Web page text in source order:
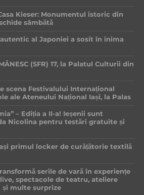
Kieser: Monumentul istoric din
sâmbătă
al Japoniei a sosit în inima
(SFR) 17, la Palatul Culturii din
scena Festivalului Internațional
ale Ateneului Național Iași, la Palas
– Ediția a II-a! Ieșenii sunt
Nicolina pentru testări gratuite și
primul locker de curățătorie textilă
serile de vară în experiențe
spectacole de teatru, ateliere
multe surprize